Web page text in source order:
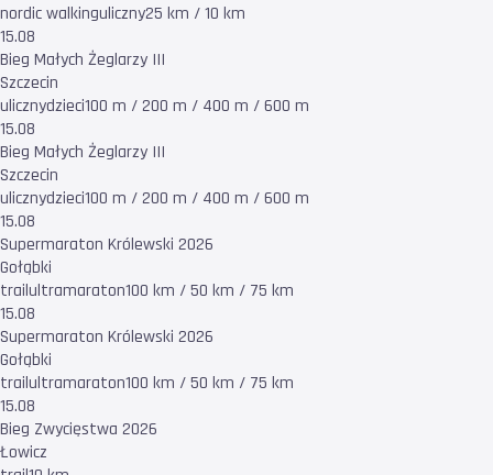
nordic walkinguliczny25 km / 10 km
15.08
Bieg Małych Żeglarzy III
Szczecin
ulicznydzieci100 m / 200 m / 400 m / 600 m
15.08
Bieg Małych Żeglarzy III
Szczecin
ulicznydzieci100 m / 200 m / 400 m / 600 m
15.08
Supermaraton Królewski 2026
Gołąbki
trailultramaraton100 km / 50 km / 75 km
15.08
Supermaraton Królewski 2026
Gołąbki
trailultramaraton100 km / 50 km / 75 km
15.08
Bieg Zwycięstwa 2026
Łowicz